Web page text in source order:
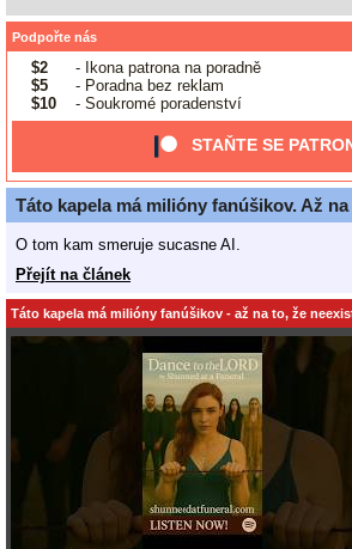
Podpořte nás
$2
- Ikona patrona na poradně
$5
- Poradna bez reklam
$10
- Soukromé poradenství
STAŇTE SE
Táto kapela má milióny fanúšikov. Až
O tom kam smeruje sucasne AI.
Přejít na článek
Táto kapela má milióny fanúšikov - až na to, že